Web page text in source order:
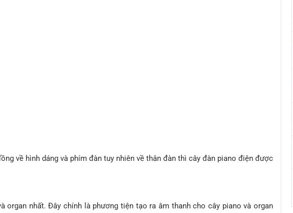
về hình dáng và phím đàn tuy nhiên về thân đàn thì cây đàn piano điện được
organ nhất. Đây chính là phương tiện tạo ra âm thanh cho cây piano và organ